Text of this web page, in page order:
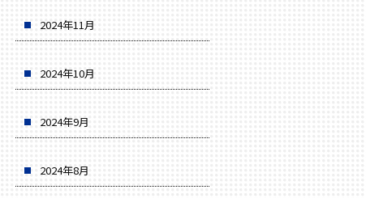
2024年11月
2024年10月
2024年9月
2024年8月